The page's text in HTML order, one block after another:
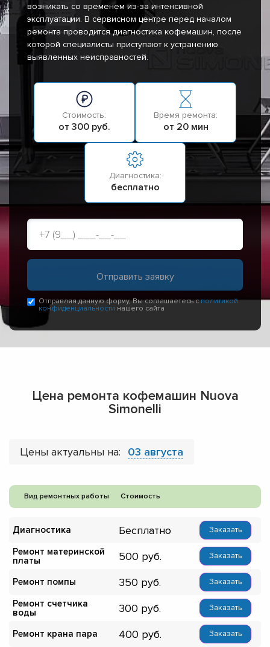
возникать со временем из-за интенсивной
эксплуатации. В сервисном центре перед началом
ремонта проводится диагностика кофемашин, после
которой специалисты приступают к устранению
выявленных неисправностей.
Стоимость:
от 300 руб.
Время ремонта:
от 20 мин
Диагностика:
бесплатно
Отправляя данную форму, Вы соглашаетесь сполитикой
конфиденциальности нашего сайта
Цена ремонта кофемашин Nuova
Simonelli
Цены актуальны на: 03 августа
Вид ремонтных работы Стоимость
Диагностика Бесплатно Заказать
Ремонт материнской
платы
500 Заказать
Ремонт помпы 350 Заказать
Ремонт счетчика
воды
300 Заказать
Ремонт крана пара 400 Заказать